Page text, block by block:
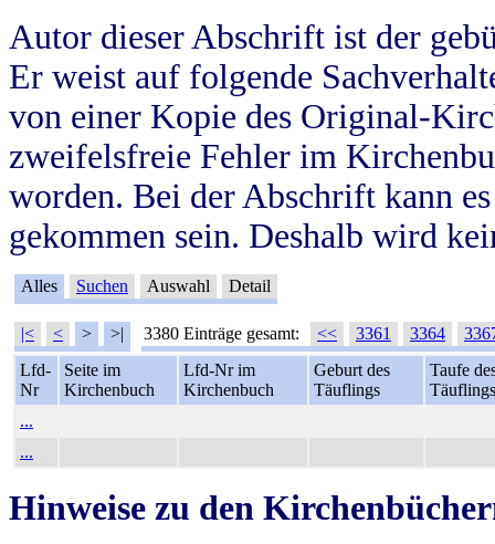
Autor dieser Abschrift ist der
Er weist auf folgende
von einer Kopie des Original-
zweifelsfreie Fehler im
worden. Bei der Abschrift kann
gekommen sein. Deshalb wird
Alles Suchen Auswahl Detail
|< < > >| 3380 Einträge gesamt: << 3361 3364
Lfd-
Nr
Seite im
Kirchenbuch
Lfd-Nr im
Kirchenbuch
Geburt des
Täuflings
Taufe
Täuflings
...
...
Hinweise zu den